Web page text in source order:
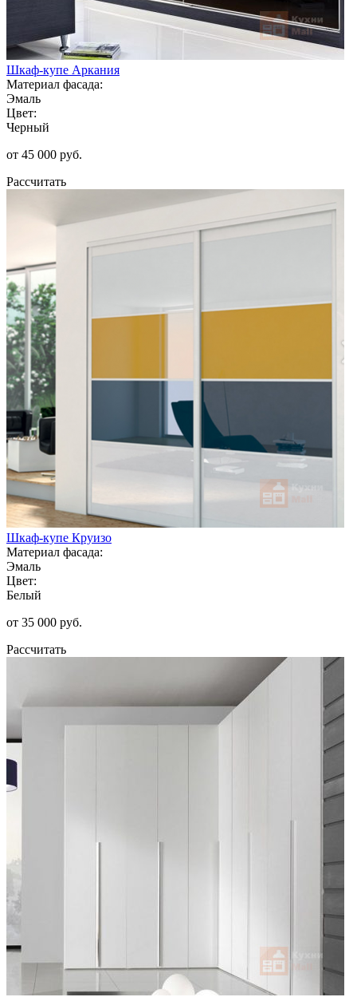
Шкаф-купе Аркания
Материал фасада:
Эмаль
Цвет:
Черный
от 45 000 руб.
Рассчитать
Шкаф-купе Круизо
Материал фасада:
Эмаль
Цвет:
Белый
от 35 000 руб.
Рассчитать